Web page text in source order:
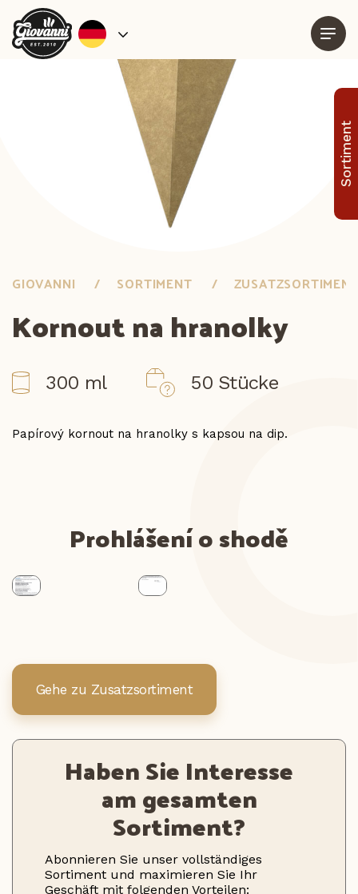
Sortiment
GIOVANNI SORTIMENT
Kornout na hranolky
300 ml 50 Stücke
Papírový kornout na hranolky s kapsou na dip.
Prohlášení o shodě
Gehe zu Zusatzsortiment
Haben Sie Interesse
am gesamten
Sortiment?
Abonnieren Sie unser vollständiges
Sortiment und maximieren Sie Ihr
Geschäft mit folgenden Vorteilen: